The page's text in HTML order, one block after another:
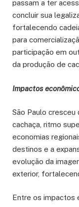
passam a ter
concluir sua
fortalecendo
para
participação em
da produção de
Impactos
São Paulo
cachaça, ritmo
economias
destinos e a
evolução da
exterior,
Entre os impactos